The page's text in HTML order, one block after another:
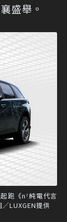
盛舉。
跑《n⁷純電代言
LUXGEN提供